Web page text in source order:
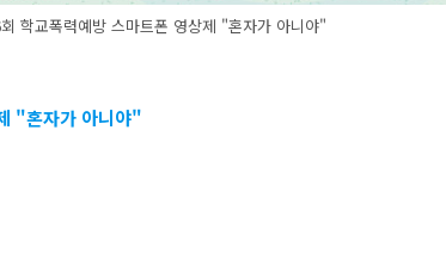
학교폭력예방 스마트폰 영상제 "혼자가 아니야"
"혼자가 아니야"